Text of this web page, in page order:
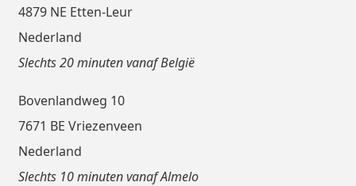
4879 NE Etten-Leur
Nederland
Slechts 20 minuten vanaf België
Bovenlandweg 10
7671 BE Vriezenveen
Nederland
Slechts 10 minuten vanaf Almelo